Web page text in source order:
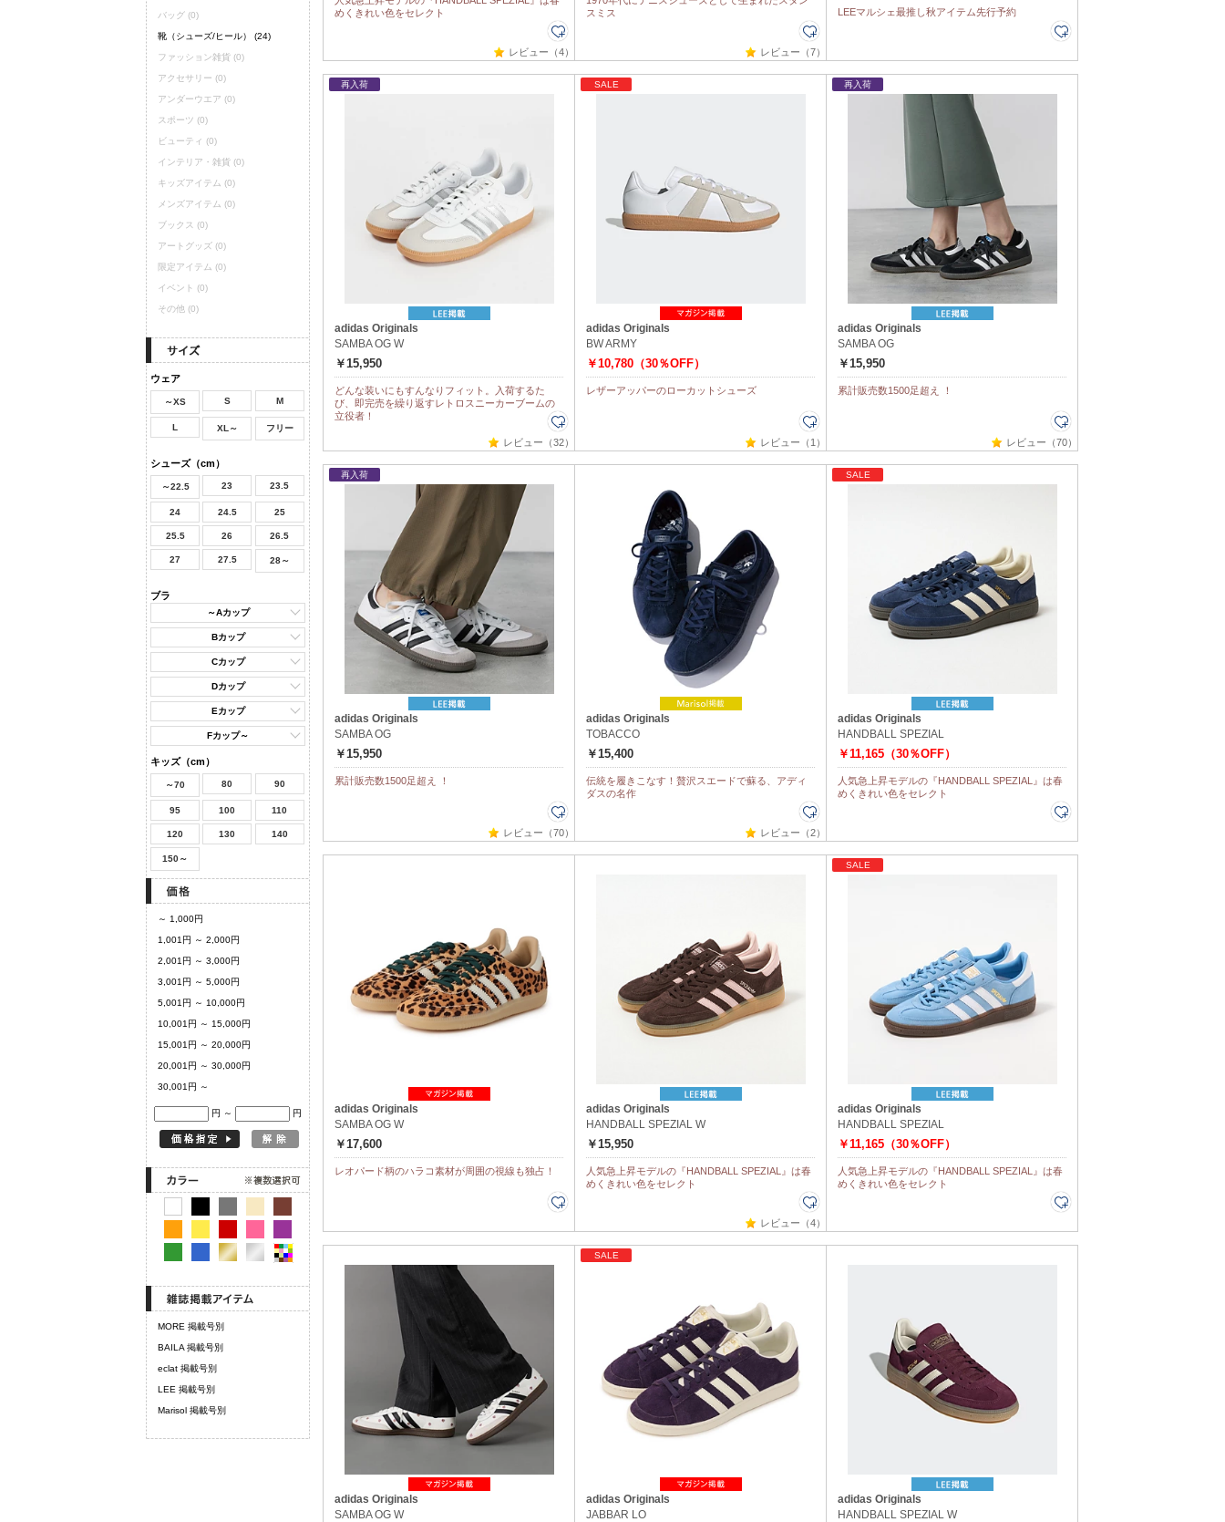
バッグ (0)
靴（シューズ/ヒール） (24)
ファッション雑貨 (0)
アクセサリー (0)
アンダーウエア (0)
スポーツ (0)
ビューティ (0)
インテリア・雑貨 (0)
キッズアイテム (0)
メンズアイテム (0)
ブックス (0)
アートグッズ (0)
限定アイテム (0)
イベント (0)
その他 (0)
ウェア
～XS S M
L XL～ フリー
シューズ（cm）
～22.5 23 23.5
24 24.5 25
25.5 26 26.5
27 27.5 28～
ブラ
～Aカップ
Bカップ
Cカップ
Dカップ
Eカップ
Fカップ～
キッズ（cm）
～70 80 90
95 100 110
120 130 140
150～
～ 1,000円
1,001円 ～ 2,000円
2,001円 ～ 3,000円
3,001円 ～ 5,000円
5,001円 ～ 10,000円
10,001円 ～ 15,000円
15,001円 ～ 20,000円
20,001円 ～ 30,000円
30,001円 ～
円 ～ 円
MORE 掲載号別
BAILA 掲載号別
eclat 掲載号別
LEE 掲載号別
Marisol 掲載号別
めくきれい色をセレクト
レビュー（4）
スミス
レビュー（7）
LEEマルシェ最推し秋アイテム先行予約
再入荷
adidas Originals
SAMBA OG W
￥15,950
どんな装いにもすんなりフィット。入荷するた
び、即完売を繰り返すレトロスニーカーブームの
立役者！
レビュー（32）
SALE
adidas Originals
BW ARMY
￥10,780（30％OFF）
レザーアッパーのローカットシューズ
レビュー（1）
再入荷
adidas Originals
SAMBA OG
￥15,950
累計販売数1500足超え ！
レビュー（70）
再入荷
adidas Originals
SAMBA OG
￥15,950
累計販売数1500足超え ！
レビュー（70）
adidas Originals
TOBACCO
￥15,400
伝統を履きこなす！贅沢スエードで蘇る、アディ
ダスの名作
レビュー（2）
SALE
adidas Originals
HANDBALL SPEZIAL
￥11,165（30％OFF）
人気急上昇モデルの『HANDBALL SPEZIAL』は春
めくきれい色をセレクト
adidas Originals
SAMBA OG W
￥17,600
レオパード柄のハラコ素材が周囲の視線も独占！
adidas Originals
HANDBALL SPEZIAL W
￥15,950
人気急上昇モデルの『HANDBALL SPEZIAL』は春
めくきれい色をセレクト
レビュー（4）
SALE
adidas Originals
HANDBALL SPEZIAL
￥11,165（30％OFF）
人気急上昇モデルの『HANDBALL SPEZIAL』は春
めくきれい色をセレクト
adidas Originals
SAMBA OG W
SALE
adidas Originals
JABBAR LO
adidas Originals
HANDBALL SPEZIAL W